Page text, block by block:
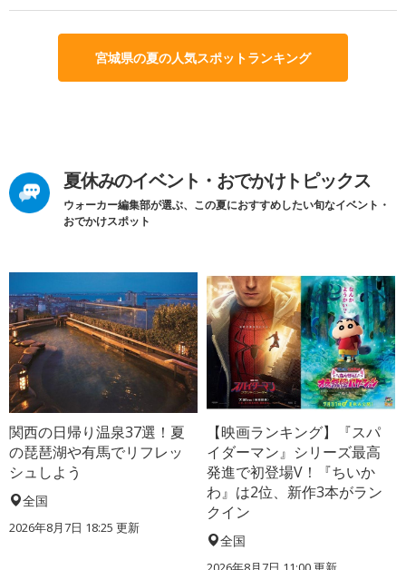
宮城県の夏の人気スポットランキング
夏休みのイベント・おでかけトピックス
ウォーカー編集部が選ぶ、この夏におすすめしたい旬なイベント・
おでかけスポット
関西の日帰り温泉37選！夏
の琵琶湖や有馬でリフレッ
シュしよう
全国
2026年8月7日 18:25 更新
【映画ランキング】『スパ
イダーマン』シリーズ最高
発進で初登場V！『ちいか
わ』は2位、新作3本がラン
クイン
全国